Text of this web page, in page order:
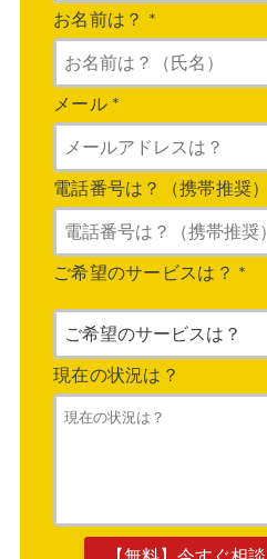
お名前は？ *
メール *
電話番号は？（携帯推奨）
ご希望のサービスは？ *
現在の状況は？